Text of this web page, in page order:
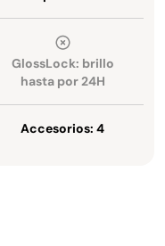
GlossLock: brillo
hasta por 24H
Accesorios: 4